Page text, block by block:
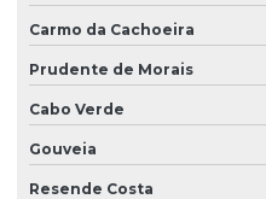
Carmo da Cachoeira
Prudente de Morais
Cabo Verde
Gouveia
Resende Costa